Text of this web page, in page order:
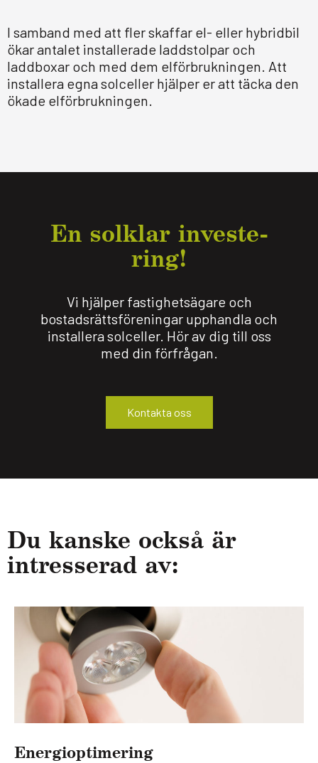
I samband med att fler skaffar el- eller hybridbil
ökar antalet installerade laddstolpar och
laddboxar och med dem elförbrukningen. Att
installera egna solceller hjälper er att täcka den
ökade elförbrukningen.
En solklar inve­ste­
ring!
Vi hjälper fastighetsägare och
bostadsrättsföreningar upphandla och
installera solceller. Hör av dig till oss
med din förfrågan.
Kontakta oss
Du kanske också är
intres­se­rad av:
Ener­gi­op­ti­me­ring